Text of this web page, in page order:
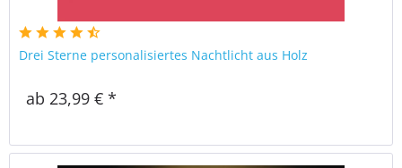
Drei Sterne personalisiertes Nachtlicht aus Holz
ab 23,99 € *